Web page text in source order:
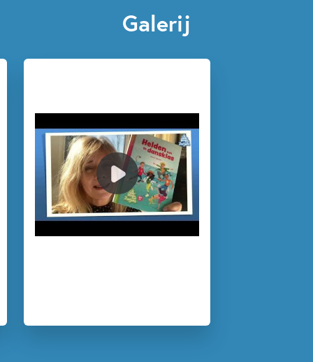
Galerij